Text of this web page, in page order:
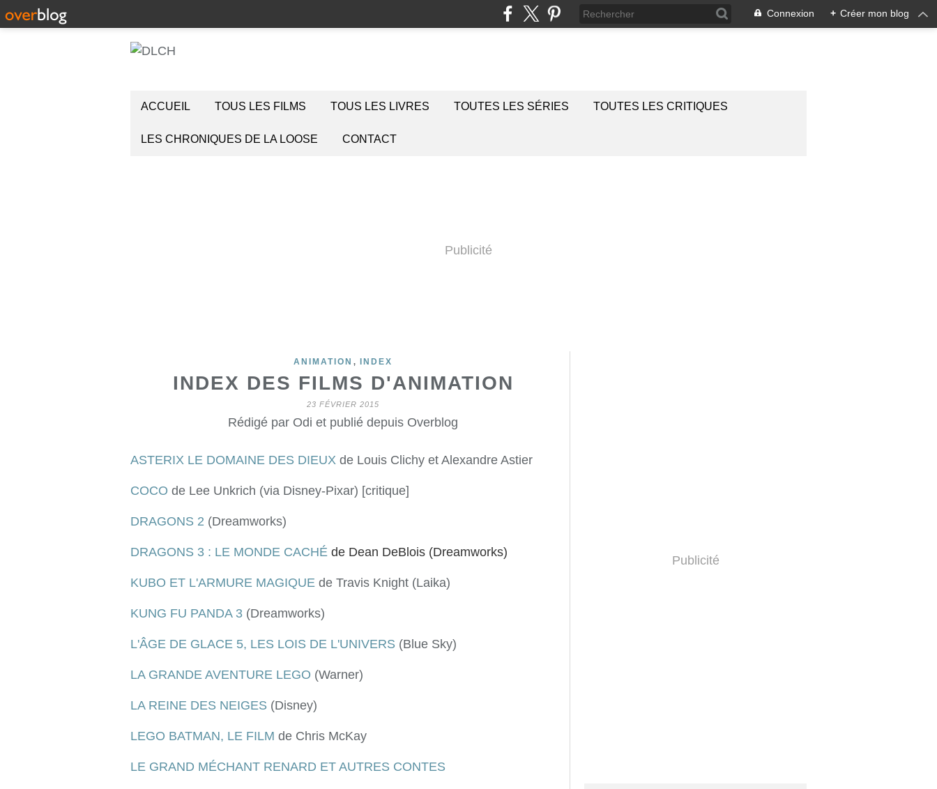
Connexion + Créer mon blog
ACCUEIL TOUS LES FILMS TOUS LES LIVRES TOUTES LES SÉRIES TOUTES LES CRITIQUES
LES CHRONIQUES DE LA LOOSE CONTACT
Publicité
ANIMATION , INDEX
INDEX DES FILMS D'ANIMATION
23 FÉVRIER 2015
Rédigé par Odi et publié depuis Overblog
ASTERIX LE DOMAINE DES DIEUX de Louis Clichy et Alexandre Astier
COCO de Lee Unkrich (via Disney-Pixar) [critique]
DRAGONS 2 (Dreamworks)
DRAGONS 3 : LE MONDE CACHÉ de Dean DeBlois (Dreamworks)
KUBO ET L'ARMURE MAGIQUE de Travis Knight (Laika)
KUNG FU PANDA 3 (Dreamworks)
L'ÂGE DE GLACE 5, LES LOIS DE L'UNIVERS (Blue Sky)
LA GRANDE AVENTURE LEGO (Warner)
LA REINE DES NEIGES (Disney)
LEGO BATMAN, LE FILM de Chris McKay
LE GRAND MÉCHANT RENARD ET AUTRES CONTES
Publicité